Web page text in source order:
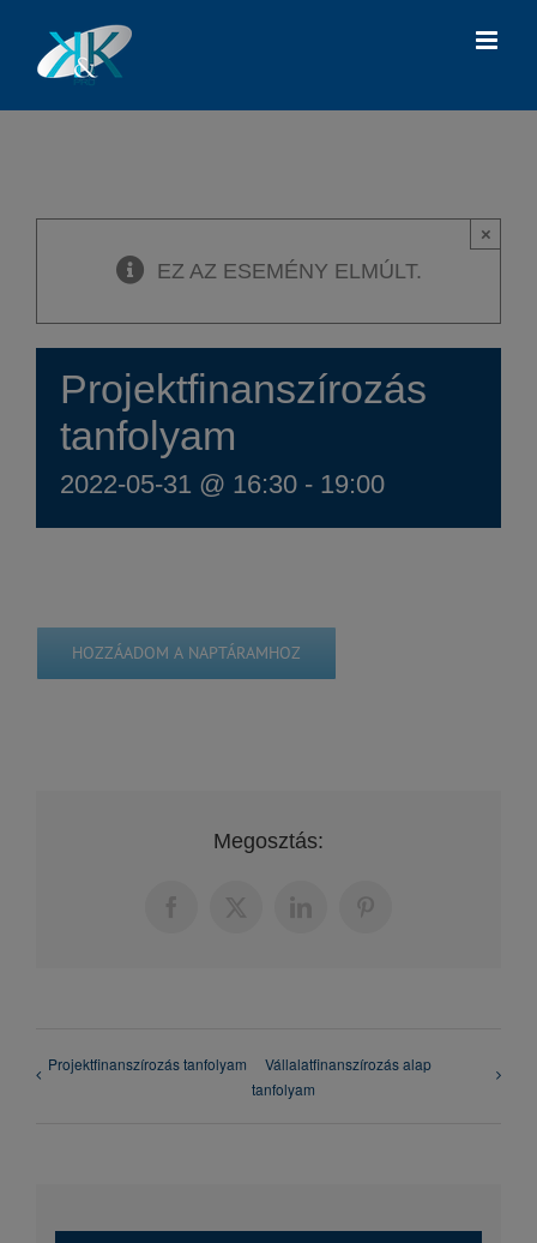
EZ AZ ESEMÉNY ELMÚLT.
×
Projektfinanszírozás
tanfolyam
2022-05-31 @ 16:30 - 19:00
HOZZÁADOM A NAPTÁRAMHOZ
Megosztás:
Projektfinanszírozás tanfolyam
Vállalatfinanszírozás alap
tanfolyam